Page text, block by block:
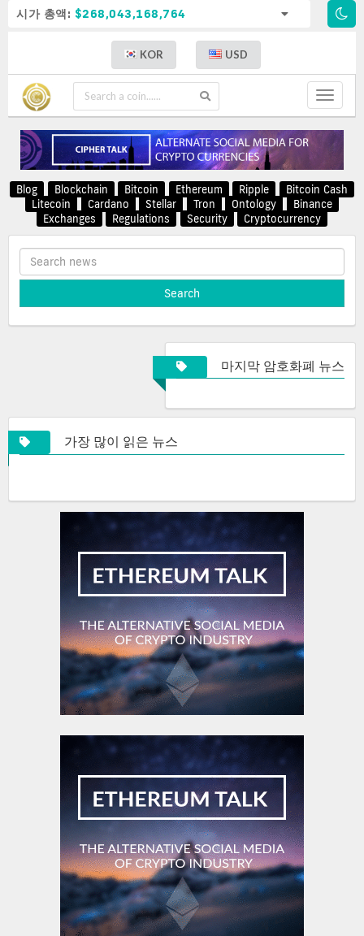
시가 총액: $268,043,168,764
KOR USD
Toggle
Blog Blockchain Bitcoin Ethereum Ripple
Bitcoin Cash
Litecoin
Cardano Stellar Tron Ontology
Binance
Exchanges
Regulations Security Cryptocurrency
마지막 암호화폐 뉴스
가장 많이 읽은 뉴스